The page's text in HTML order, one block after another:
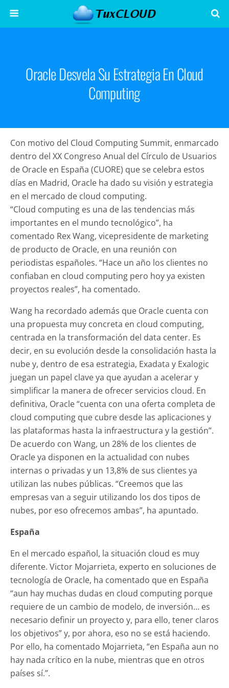
Oracle Desvela Su Estrategia En Cloud
Computing
Con motivo del Cloud Computing Summit, enmarcado
dentro del XX Congreso Anual del Círculo de Usuarios
de Oracle en España (CUORE) que se celebra estos
días en Madrid, Oracle ha dado su visión y estrategia
en el mercado de cloud computing.
“Cloud computing es una de las tendencias más
importantes en el mundo tecnológico”, ha
comentado Rex Wang, vicepresidente de marketing
de producto de Oracle, en una reunión con
periodistas españoles. “Hace un año los clientes no
confiaban en cloud computing pero hoy ya existen
proyectos reales”, ha comentado.
Wang ha recordado además que Oracle cuenta con
una propuesta muy concreta en cloud computing,
centrada en la transformación del data center. Es
decir, en su evolución desde la consolidación hasta la
nube y, dentro de esa estrategia, Exadata y Exalogic
juegan un papel clave ya que ayudan a acelerar y
simplificar la manera de ofrecer servicios cloud. En
definitiva, Oracle “cuenta con una oferta completa de
cloud computing que cubre desde las aplicaciones y
las plataformas hasta la infraestructura y la gestión”.
De acuerdo con Wang, un 28% de los clientes de
Oracle ya disponen en la actualidad con nubes
internas o privadas y un 13,8% de sus clientes ya
utilizan las nubes públicas. “Creemos que las
empresas van a seguir utilizando los dos tipos de
nubes, por eso ofrecemos ambas”, ha apuntado.
España
En el mercado español, la situación cloud es muy
diferente. Victor Mojarrieta, experto en soluciones de
tecnología de Oracle, ha comentado que en España
“aun hay muchas dudas en cloud computing porque
requiere de un cambio de modelo, de inversión… es
necesario definir un proyecto y, para ello, tener claros
los objetivos” y, por ahora, eso no se está haciendo.
Por ello, ha comentado Mojarrieta, “en España aun no
hay nada crítico en la nube, mientras que en otros
países sí.”.